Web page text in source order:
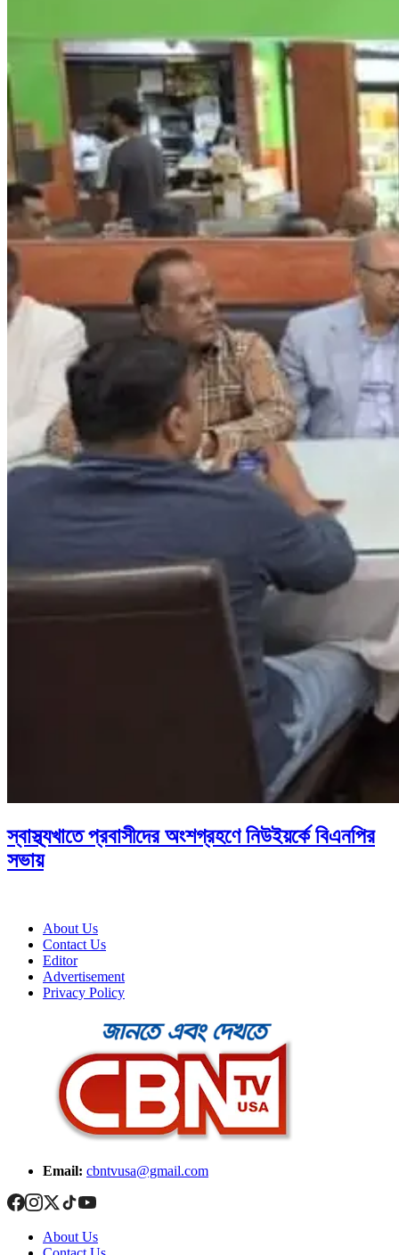
স্বাস্থ্যখাতে প্রবাসীদের অংশগ্রহণে নিউইয়র্কে বিএনপির
সভায়
About Us
Contact Us
Editor
Advertisement
Privacy Policy
Email: cbntvusa@gmail.com
About Us